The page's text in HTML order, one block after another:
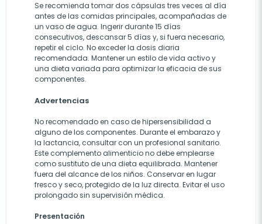
Se recomienda tomar dos cápsulas tres veces al día
antes de las comidas principales, acompañadas de
un vaso de agua. Ingerir durante 15 días
consecutivos, descansar 5 días y, si fuera necesario,
repetir el ciclo. No exceder la dosis diaria
recomendada. Mantener un estilo de vida activo y
una dieta variada para optimizar la eficacia de sus
componentes.
Advertencias
No recomendado en caso de hipersensibilidad a
alguno de los componentes. Durante el embarazo y
la lactancia, consultar con un profesional sanitario.
Este complemento alimenticio no debe emplearse
como sustituto de una dieta equilibrada. Mantener
fuera del alcance de los niños. Conservar en lugar
fresco y seco, protegido de la luz directa. Evitar el uso
prolongado sin supervisión médica.
Presentación